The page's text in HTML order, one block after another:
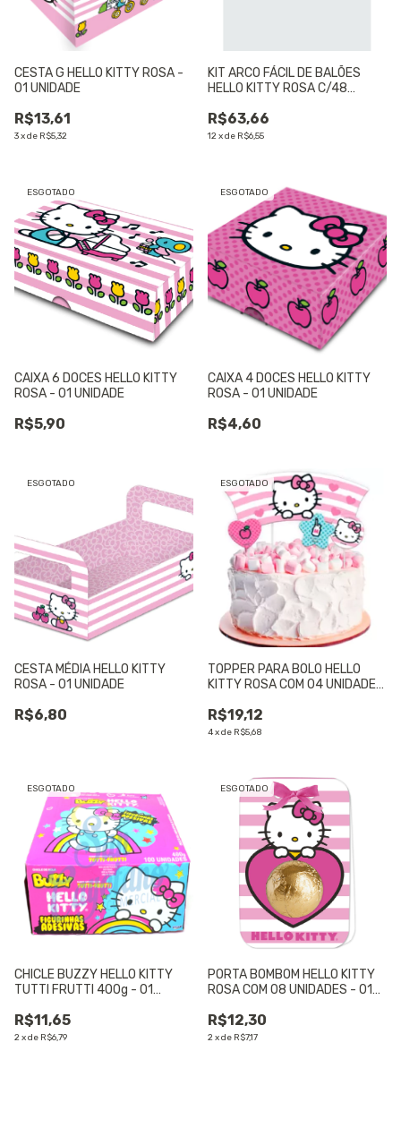
CESTA G HELLO KITTY ROSA -
01 UNIDADE
R$13,61
3xde R$5,32
KIT ARCO FÁCIL DE BALÕES
HELLO KITTY ROSA C/48
R$63,66
12xde R$6,55
ESGOTADO
CAIXA 6 DOCES HELLO KITTY
ROSA - 01 UNIDADE
R$5,90
ESGOTADO
CAIXA 4 DOCES HELLO KITTY
ROSA - 01 UNIDADE
R$4,60
ESGOTADO
CESTA MÉDIA HELLO KITTY
ROSA - 01 UNIDADE
R$6,80
ESGOTADO
TOPPER PARA BOLO HELLO
KITTY ROSA COM 04 UNIDADES
R$19,12
4xde R$5,68
ESGOTADO
CHICLE BUZZY HELLO KITTY
TUTTI FRUTTI 400g - 01
R$11,65
2xde R$6,79
ESGOTADO
PORTA BOMBOM HELLO KITTY
ROSA COM 08 UNIDADES - 01
R$12,30
2xde R$7,17